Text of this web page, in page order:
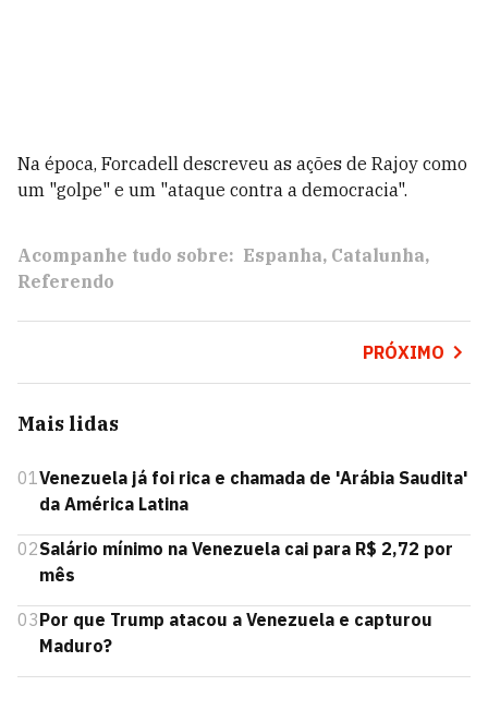
Na época, Forcadell descreveu as ações de Rajoy como
um "golpe" e um "ataque contra a democracia".
Acompanhe tudo sobre: Espanha Catalunha
Referendo
PRÓXIMO
Mais lidas
01Venezuela já foi rica e chamada de 'Arábia Saudita'
da América Latina
02Salário mínimo na Venezuela cai para R$ 2,72 por
mês
03Por que Trump atacou a Venezuela e capturou
Maduro?